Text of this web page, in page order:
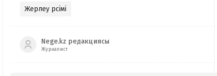
Жерлеу рәсімі
Nege.kz редакциясы
Журналист